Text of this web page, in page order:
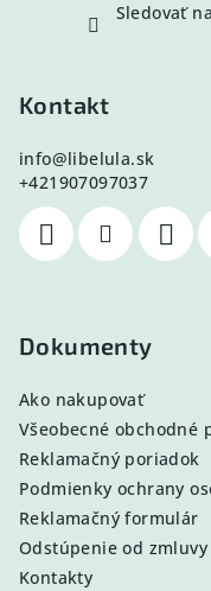
Sledovať
Kontakt
info@libelula.sk
+421907097037
Dokumenty
Ako nakupovať
Všeobecné obchodné
Reklamačný poriadok
Podmienky ochrany
Reklamačný formulár
Odstúpenie od zmluvy
Kontakty